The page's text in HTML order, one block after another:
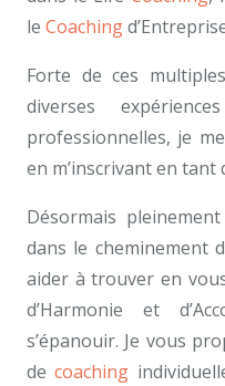
le Coaching
Forte de ces
diverses
professionnelles, je
en m’inscrivant en tant
Désormais
dans le cheminement
aider à trouver en
d’Harmonie et
s’épanouir. Je vous
decoaching